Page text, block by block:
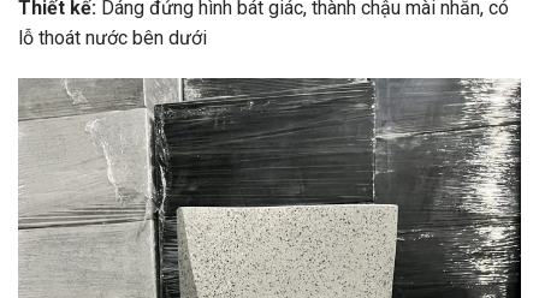
Thiết kế: Dáng đứng hình bát giác, thành chậu mài nhẵn, có
lỗ thoát nước bên dưới